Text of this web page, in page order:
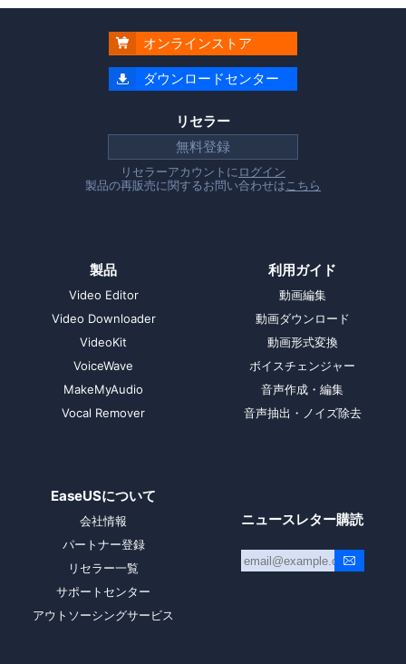
 オンラインストア
 ダウンロードセンター
リセラー
無料登録
リセラーアカウントにログイン
製品の再販売に関するお問い合わせはこちら
製品
Video Editor
Video Downloader
VideoKit
VoiceWave
MakeMyAudio
Vocal Remover
利用ガイド
動画編集
動画ダウンロード
動画形式変換
ボイスチェンジャー
音声作成・編集
音声抽出・ノイズ除去
EaseUSについて
会社情報
パートナー登録
リセラー一覧
サポートセンター
アウトソーシングサービス
ニュースレター購読